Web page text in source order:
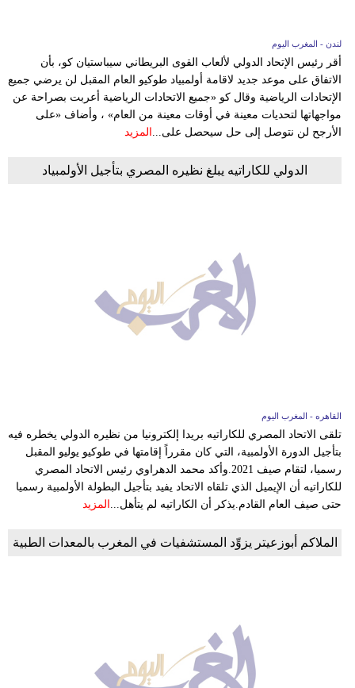
لندن - المغرب اليوم
أقر رئيس الإتحاد الدولي لألعاب القوى البريطاني سيباستيان كو، بأن
الاتفاق على موعد جديد لاقامة أولمبياد طوكيو العام المقبل لن يرضي جميع
الإتحادات الرياضية وقال كو «جميع الاتحادات الرياضية أعربت بصراحة عن
مواجهاتها لتحديات معينة في أوقات معينة من العام» ، وأضاف «على
الأرجح لن نتوصل إلى حل سيحصل على... المزيد
الدولي للكاراتيه يبلغ نظيره المصري بتأجيل الأولمبياد
القاهره - المغرب اليوم
تلقى الاتحاد المصري للكاراتيه بريدا إلكترونيا من نظيره الدولي يخطره فيه
بتأجيل الدورة الأولمبية، التي كان مقرراً إقامتها في طوكيو يوليو المقبل
رسميا، لتقام صيف 2021.وأكد محمد الدهراوي رئيس الاتحاد المصري
للكاراتيه أن الإيميل الذي تلقاه الاتحاد يفيد بتأجيل البطولة الأولمبية رسميا
حتى صيف العام القادم.يذكر أن الكاراتيه لم يتأهل... المزيد
الملاكم أبوزعيتر يزوِّد المستشفيات في المغرب بالمعدات الطبية